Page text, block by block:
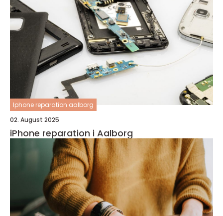
Iphone reparation aalborg
02. August 2025
iPhone reparation i Aalborg